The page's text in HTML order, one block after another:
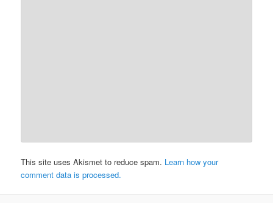
This site uses Akismet to reduce spam. Learn how your
comment data is processed.